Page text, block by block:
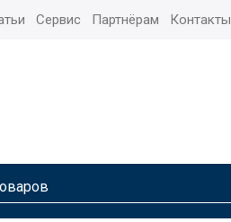
Сервис Партнёрам Контакты